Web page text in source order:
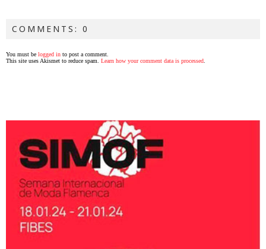
COMMENTS: 0
You must be logged in to post a comment.
This site uses Akismet to reduce spam. Learn how your comment data is processed